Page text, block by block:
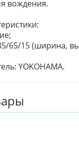
вождения.
65/15 (ширина,
YOKOHAMA.